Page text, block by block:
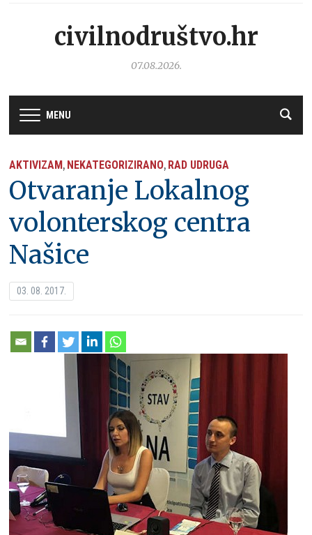
civilnodruštvo.hr
07.08.2026.
MENU
AKTIVIZAM, NEKATEGORIZIRANO, RAD UDRUGA
Otvaranje Lokalnog
volonterskog centra
Našice
03. 08. 2017.